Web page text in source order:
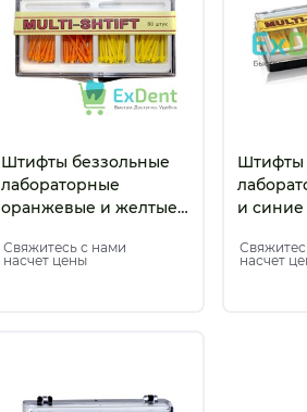
Штифты беззольные
лабораторные
оранжевые и желтые
SHTIFT
Свяжитесь с нами
насчет цены
Штифты
и синие
насчет